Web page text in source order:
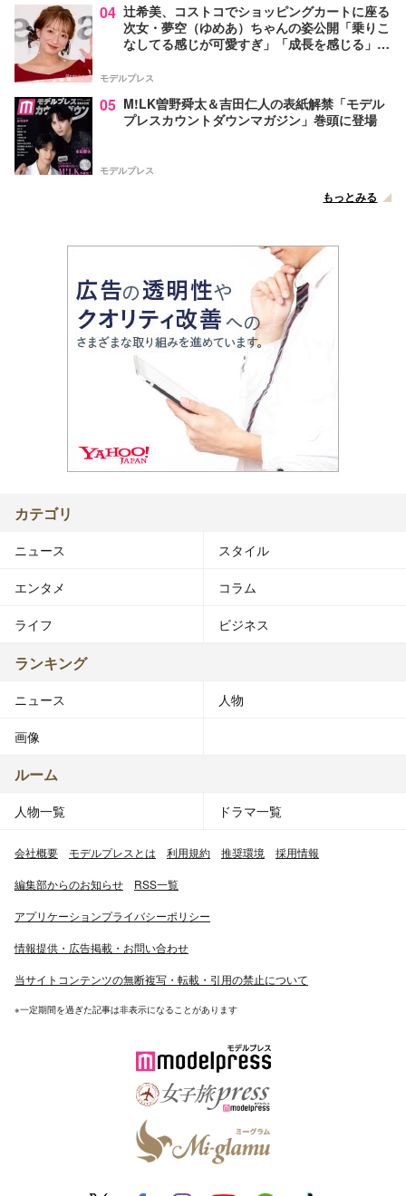
04 辻希美、コストコでショッピングカートに座る
次女・夢空（ゆめあ）ちゃんの姿公開「乗りこ
なしてる感じが可愛すぎ」「成長を感じる」の
モデルプレス
05 M!LK曽野舜太＆吉田仁人の表紙解禁「モデル
プレスカウントダウンマガジン」巻頭に登場
モデルプレス
もっとみる
カテゴリ
ニュース スタイル
エンタメ コラム
ライフ ビジネス
ランキング
ニュース 人物
画像
ルーム
人物一覧 ドラマ一覧
会社概要 モデルプレスとは 利用規約 推奨環境 採用情報
編集部からのお知らせ RSS一覧
アプリケーションプライバシーポリシー
情報提供・広告掲載・お問い合わせ
当サイトコンテンツの無断複写・転載・引用の禁止について
※一定期間を過ぎた記事は非表示になることがあります